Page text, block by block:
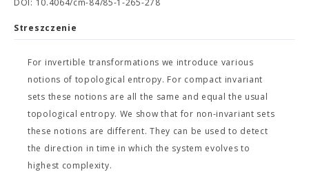
DOI: 10.4064/cm-84/85-1-265-278
Streszczenie
For invertible transformations we introduce various
notions of topological entropy. For compact invariant
sets these notions are all the same and equal the usual
topological entropy. We show that for non-invariant sets
these notions are different. They can be used to detect
the direction in time in which the system evolves to
highest complexity.